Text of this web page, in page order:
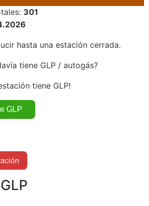
301
hasta una estación cerrada.
tiene GLP / autogás?
tiene GLP!